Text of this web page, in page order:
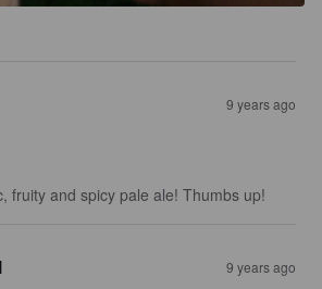
9 years ago
fruity and spicy pale ale! Thumbs up!
9 years ago